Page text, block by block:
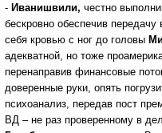
- Иванишвили, честно
бескровно обеспечив передачу
себя кровью с ног до головы
адекватной, но тоже
перенаправив финансовые
доверенные руки, опять
психоанализ, передав пост
ВД – не раз проверенному в